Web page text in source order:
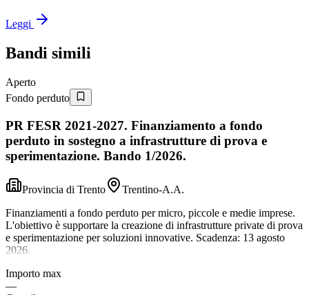
Leggi
Bandi simili
Aperto
Fondo perduto
PR FESR 2021-2027. Finanziamento a fondo
perduto in sostegno a infrastrutture di prova e
sperimentazione. Bando 1/2026.
Provincia di Trento
Trentino-A.A.
Finanziamenti a fondo perduto per micro, piccole e medie imprese.
L'obiettivo è supportare la creazione di infrastrutture private di prova
e sperimentazione per soluzioni innovative. Scadenza: 13 agosto
2026.
Importo max
—